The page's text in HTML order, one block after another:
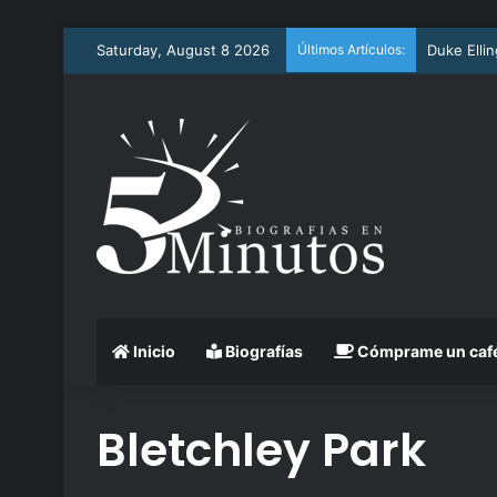
Saturday, August 8 2026 Últimos Artículos: Arthur
Inicio Biografías Cómprame un
Bletchley Park